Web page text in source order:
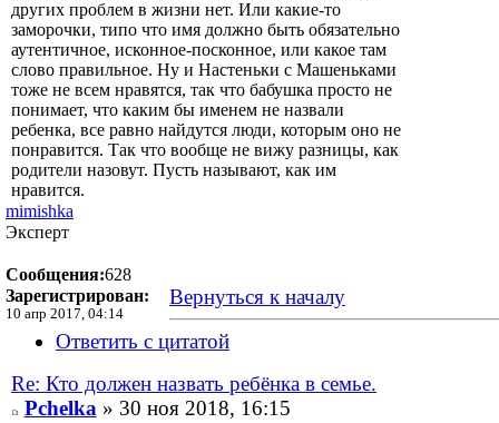
других проблем в жизни нет. Или какие-то
заморочки, типо что имя должно быть обязательно
аутентичное, исконное-посконное, или какое там
слово правильное. Ну и Настеньки с Машеньками
тоже не всем нравятся, так что бабушка просто не
понимает, что каким бы именем не назвали
ребенка, все равно найдутся люди, которым оно не
понравится. Так что вообще не вижу разницы, как
родители назовут. Пусть называют, как им
нравится.
mimishka
Эксперт
Сообщения:628
Зарегистрирован:
10 апр 2017, 04:14
Вернуться к началу
Ответить с цитатой
Re: Кто должен назвать ребёнка в семье.
Pchelka » 30 ноя 2018, 16:15